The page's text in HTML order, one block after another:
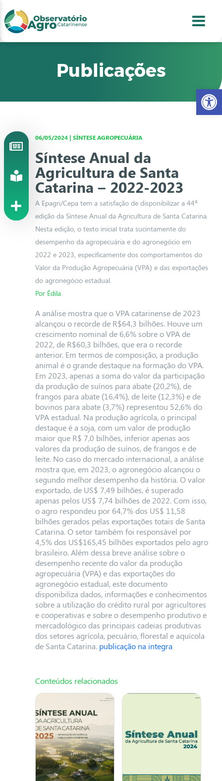
2
3
4
Publicações
06/05/2024 | SÍNTESE AGROPECUÁRIA
Síntese Anual da
Agricultura de Santa
Catarina – 2022-2023
A Epagri/Cepa tem a satisfação de disponibilizar a 44ª
edição da Síntese Anual da Agricultura de Santa Catarina.
Nesta edição, o texto inicial trata sucintamente do
desempenho da agropecuária e do agronegócio em
2022 e 2023, especificamente dos comportamentos do
Valor da Produção Agropecuária (VPA) e das exportações
do agronegócio estadual.
Por Édila
A análise mostra que o VPA catarinense de 2023
alcançou o recorde de R$64,3 bilhões. Houve um
crescimento nominal de 6,6% sobre o VPA de
2022, de R$60,3 bilhões, que era o recorde
anterior. Em termos de composição, a produção
animal é o grande destaque na formação do VPA.
Em 2023, apenas a soma do valor da participação
da produção de suínos para abate (20,2%), de
frangos para abate (16,4%), de leite (12,3%) e de
bovinos para abate (3,7%) representou 52,6% do
VPA estadual. Na produção agrícola, o principal
destaque é a soja, com um valor de produção
maior que R$ 7,0 bilhões, inferior apenas aos
valores da produção de suínos, de frangos e de
leite. No caso do mercado internacional, a análise
mostra que, em 2023, o agronegócio alcançou o
segundo melhor desempenho da história. O valor
exportado, de US$ 7,49 bilhões, é superado
apenas pelos US$ 7,74 bilhões de 2022. Com isso,
o agro respondeu por 64,7% dos US$ 11,58
bilhões gerados pelas exportações totais de Santa
Catarina. O setor também foi responsável por
4,5% dos US$165,45 bilhões exportados pelo agro
brasileiro. Além dessa breve análise sobre o
desempenho recente do valor da produção
agropecuária (VPA) e das exportações do
agronegócio estadual, este documento
disponibiliza dados, informações e conhecimentos
sobre a utilização do crédito rural por agricultores
e cooperativas e sobre o desempenho produtivo e
mercadológico das principais cadeias produtivas
dos setores agrícola, pecuário, florestal e aquícola
de Santa Catarina.publicação na integra
Conteúdos relacionados